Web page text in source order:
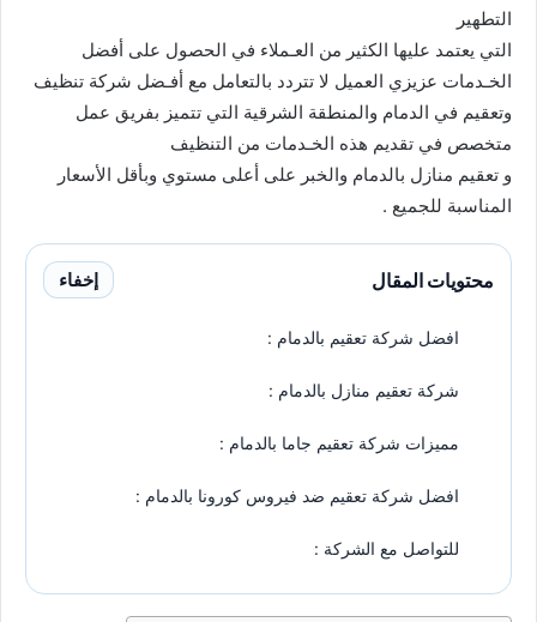
التطهير
التي يعتمد عليها الكثير من العـملاء في الحصول على أفضل
الخـدمات عزيزي العميل لا تتردد بالتعامل مع أفـضل شركة تنظيف
وتعقيم في الدمام والمنطقة الشرقية التي تتميز بفريق عمل
متخصص في تقديم هذه الخـدمات من التنظيف
و تعقيم منازل بالدمام والخبر على أعلى مستوي وبأقل الأسعار
المناسبة للجميع .
محتويات المقال إخفاء
افضل شركة تعقيم بالدمام :
شركة تعقيم منازل بالدمام :
مميزات شركة تعقيم جاما بالدمام :
افضل شركة تعقيم ضد فيروس كورونا بالدمام :
للتواصل مع الشركة :